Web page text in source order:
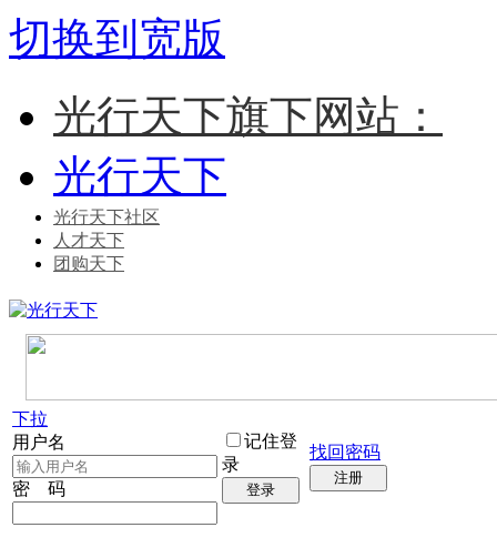
切换到宽版
光行天下旗下网站：
光行天下
光行天下社区
人才天下
团购天下
下拉
用户名
密 码
记住登
录
登录
找回密码
注册